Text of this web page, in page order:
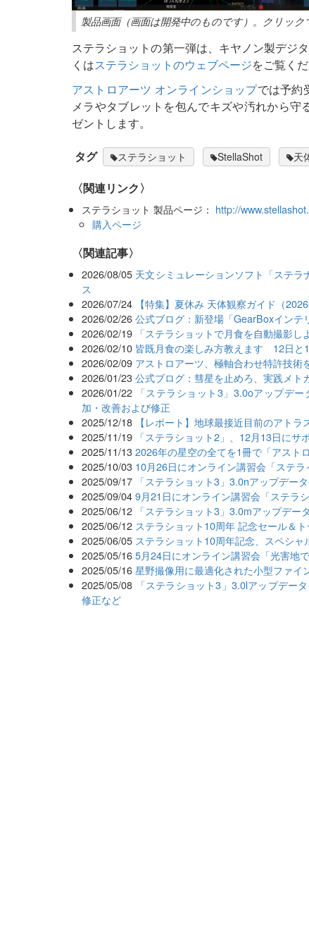
製品画面（画面は開発中のものです）。クリック
ステラショットの第一弾は、キヤノン製デジ
くはステラショットのウェブページをご覧くだ
アストロアーツ オンラインショップでは予約
メラやタブレットを包んでキズや汚れから
ゼントします。
タグ ステラショット StellaShot 天
〈関連リンク〉
ステラショット 製品ページ： http://
購入ページ
関連記事
2026/08/05 天文シミュレーションソフト「ステ
ス
2026/07/24 【特集】夏休み 天体観察ガイド（2026
2026/02/26 公式ブログ：新登場「GearBoxインテ
2026/02/19 「ステラショットで月食を自動撮影し
2026/02/10 皆既月食の楽しみ方教えます 12日と
2026/02/09 アストロアーツ、極軸合わせ特許技術
2026/01/23 公式ブログ：彗星を止めろ、実践メト
2026/01/22
「ステラショット3」3.0oアップデ
加・改善および修正
2025/12/18 【レポート】地球最接近目前のアトラ
2025/11/19 「ステラショット2」、12月13日にサ
2025/11/13 2026年の星空の全てを1冊で「アスト
2025/10/03 10月26日にオンライン講習会「ステ
2025/09/17 「ステラショット3」3.0nアップデ
2025/09/04 9月21日にオンライン講習会「ステ
2025/06/12 「ステラショット3」3.0mアップデ
2025/06/12 ステラショット10周年 記念セール＆
2025/06/05 ステラショット10周年記念、スペシ
2025/05/16 5月24日にオンライン講習会「光害地
2025/05/16 星野撮像用に最適化された小型ファ
2025/05/08
「ステラショット3」3.0lアップデ
修正など